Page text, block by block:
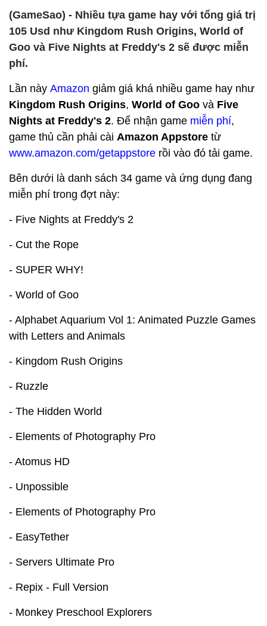
(GameSao) - Nhiều tựa game hay với tổng giá trị
105 Usd như Kingdom Rush Origins, World of
Goo và Five Nights at Freddy's 2 sẽ được miễn
phí.
Lần này Amazon giảm giá khá nhiều game hay như
Kingdom Rush Origins, World of Goo và Five
Nights at Freddy's 2. Để nhận game miễn phí,
game thủ cần phải cài Amazon Appstore từ
www.amazon.com/getappstore rồi vào đó tải game.
Bên dưới là danh sách 34 game và ứng dụng đang
miễn phí trong đợt này:
- Five Nights at Freddy's 2
- Cut the Rope
- SUPER WHY!
- World of Goo
- Alphabet Aquarium Vol 1: Animated Puzzle Games
with Letters and Animals
- Kingdom Rush Origins
- Ruzzle
- The Hidden World
- Elements of Photography Pro
- Atomus HD
- Unpossible
- Elements of Photography Pro
- EasyTether
- Servers Ultimate Pro
- Repix - Full Version
- Monkey Preschool Explorers